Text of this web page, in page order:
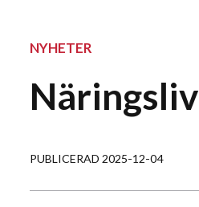
NYHETER
PUBLICERAD 2025-12-04